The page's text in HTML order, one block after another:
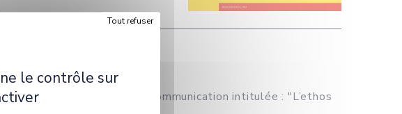
de Tel Aviv, autour de sa communication intitulée : "L’ethos
le contrôle sur
Tout refuser